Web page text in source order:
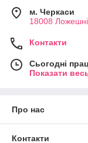
м. Черкаси
18008
Контакти
Сьогодні
Показати
Про нас
Контакти